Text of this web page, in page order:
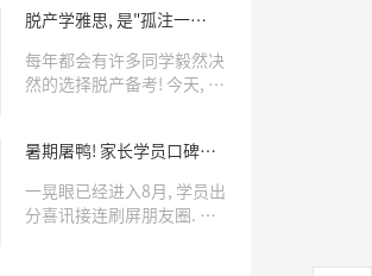
学习少走弯路。
脱产学雅思, 是"孤注一
同学才适合!
每年都会有许多同学毅然决
然的选择脱产备考! 今天, 我
己究竟要不要脱产~
暑期屠鸭! 家长学员口碑刷
一晃眼已经进入8月, 学员出
分喜讯接连刷屏朋友圈. 高